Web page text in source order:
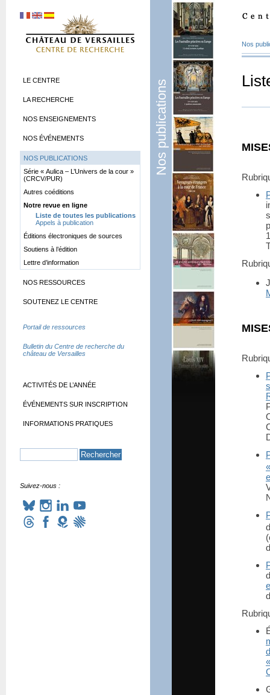
Nos publications
Nos
«
«
LE CENTRE
LA RECHERCHE
NOS ENSEIGNEMENTS
NOS ÉVÉNEMENTS
NOS PUBLICATIONS
Série « Aulica – L’Univers de la cour »
(CRCV/PUR)
Autres coéditions
Notre revue en ligne
Liste de toutes les publications
Appels à publication
Éditions électroniques de sources
Soutiens à l’édition
Lettre d’information
NOS RESSOURCES
SOUTENEZ LE CENTRE
Portail de ressources
Bulletin du Centre de recherche du
château de Versailles
ACTIVITÉS DE L’ANNÉE
ÉVÉNEMENTS SUR INSCRIPTION
INFORMATIONS PRATIQUES
Suivez-nous :